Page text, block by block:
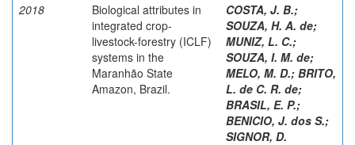
2018
Biological attributes in
integrated crop-
livestock-forestry (ICLF)
systems in the
Maranhão State
Amazon, Brazil.
COSTA, J. B.;
SOUZA, H. A. de;
MUNIZ, L. C.;
SOUZA, I. M. de;
MELO, M. D.; BRITO,
L. de C. R. de;
BRASIL, E. P.;
BENICIO, J. dos S.;
SIGNOR, D.